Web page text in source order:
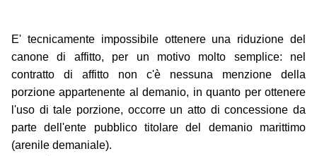
E' tecnicamente impossibile ottenere una riduzione del
canone di affitto, per un motivo molto semplice: nel
contratto di affitto non c'è nessuna menzione della
porzione appartenente al demanio, in quanto per ottenere
l'uso di tale porzione, occorre un atto di concessione da
parte dell'ente pubblico titolare del demanio marittimo
(arenile demaniale).